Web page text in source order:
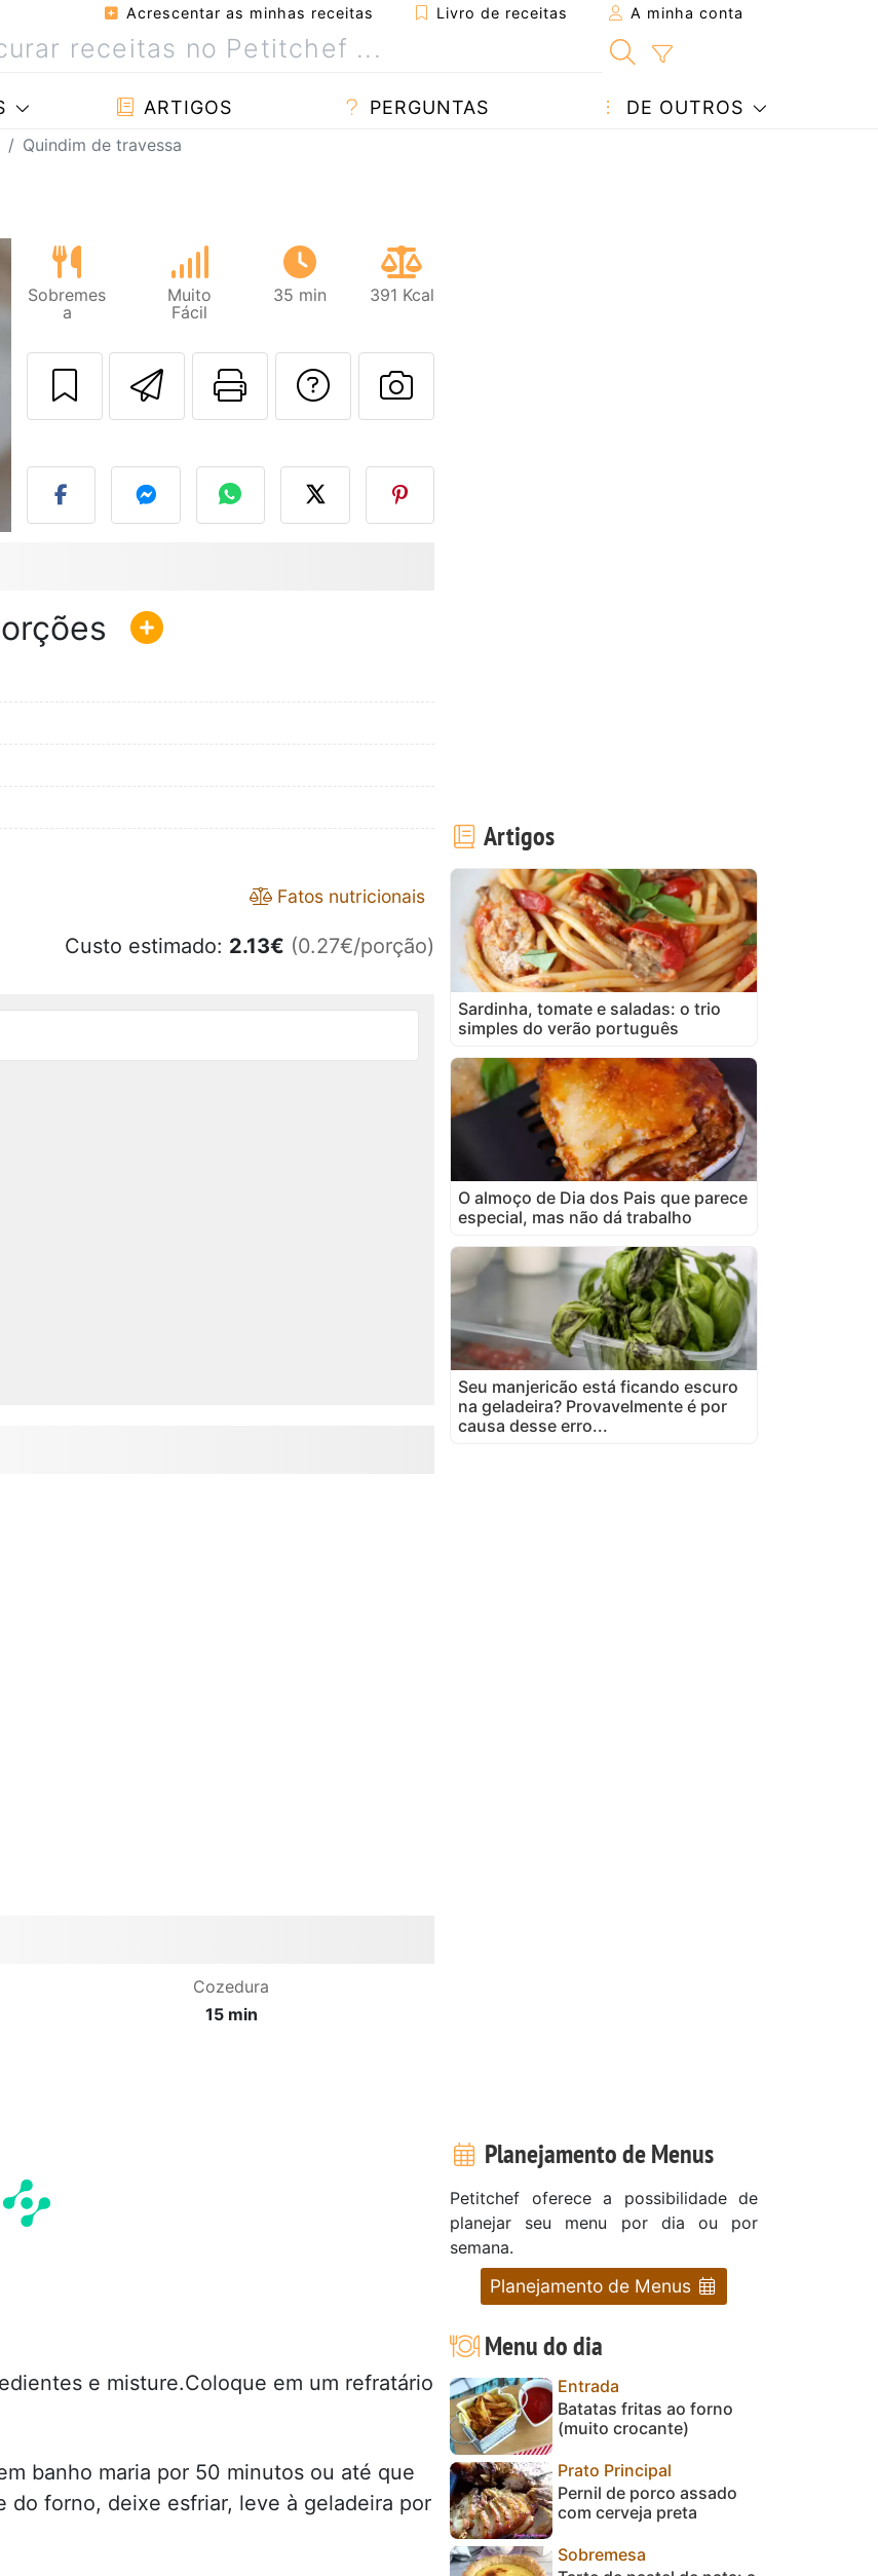
Acrescentar as minhas receitas Livro de receitas A minha conta
ARTIGOS PERGUNTAS DE OUTROS
Quindim de travessa
Sobremes
a
Muito
Fácil
35 min 391 Kcal
Enviar esta receita a um amigo
Imprima esta página
Falar com o autor da receita
Fez esta receita? Compartilhe
Fatos nutricionais
Custo estimado: 2.13€ (0.27€/porção)
Cozedura
15 min
e misture.Coloque em um refratário
banho maria por 50 minutos ou até que
do forno, deixe esfriar, leve à geladeira por
Artigos
Sardinha, tomate e saladas: o trio
simples do verão português
O almoço de Dia dos Pais que parece
especial, mas não dá trabalho
Seu manjericão está ficando escuro
na geladeira? Provavelmente é por
causa desse erro...
Planejamento de Menus
Petitchef oferece a possibilidade de
planejar seu menu por dia ou por
semana.
Planejamento de Menus
Menu do dia
Entrada
Batatas fritas ao forno
(muito crocante)
Prato Principal
Pernil de porco assado
com cerveja preta
Sobremesa